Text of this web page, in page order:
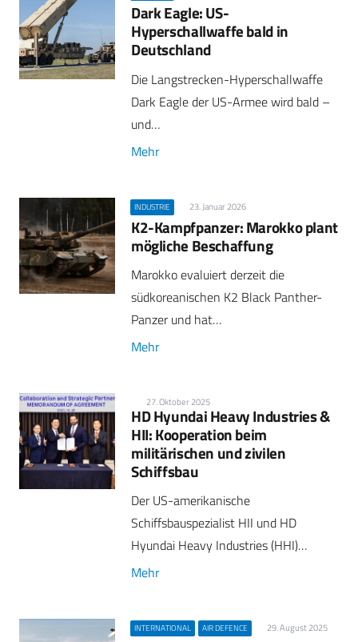
Dark Eagle: US-
Hyperschallwaffe bald in
Deutschland
Die Langstrecken-Hyperschallwaffe
Dark Eagle der US-Armee wird bald –
und…
Mehr
INDUSTRIE 23. Januar 2026
K2-Kampfpanzer: Marokko plant
mögliche Beschaffung
Marokko evaluiert derzeit die
südkoreanischen K2 Black Panther-
Panzer und hat…
Mehr
27. Oktober 2025
HD Hyundai Heavy Industries &
HII: Kooperation beim
militärischen und zivilen
Schiffsbau
Der US-amerikanische
Schiffsbauspezialist HII und HD
Hyundai Heavy Industries (HHI)…
Mehr
INTERNATIONAL AIR DEFENCE 29. August 2025